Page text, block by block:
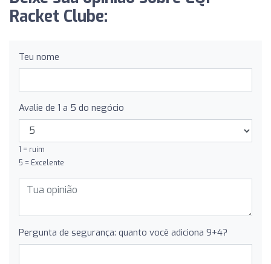
Racket Clube:
Teu nome
Avalie de 1 a 5 do negócio
1 = ruim
5 = Excelente
Pergunta de segurança: quanto você adiciona 9+4?